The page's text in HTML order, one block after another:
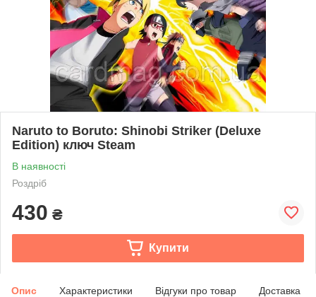
Naruto to Boruto: Shinobi Striker (Deluxe
Edition) ключ Steam
В наявності
Роздріб
430 ₴
Купити
Опис Характеристики Відгуки про товар Доставка